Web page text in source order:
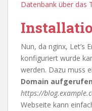
Datenbank über das
Nun, da nginx, Let’s
konfiguriert wurde
werden. Dazu muss
Domain aufgerufen
https://
Webseite kann